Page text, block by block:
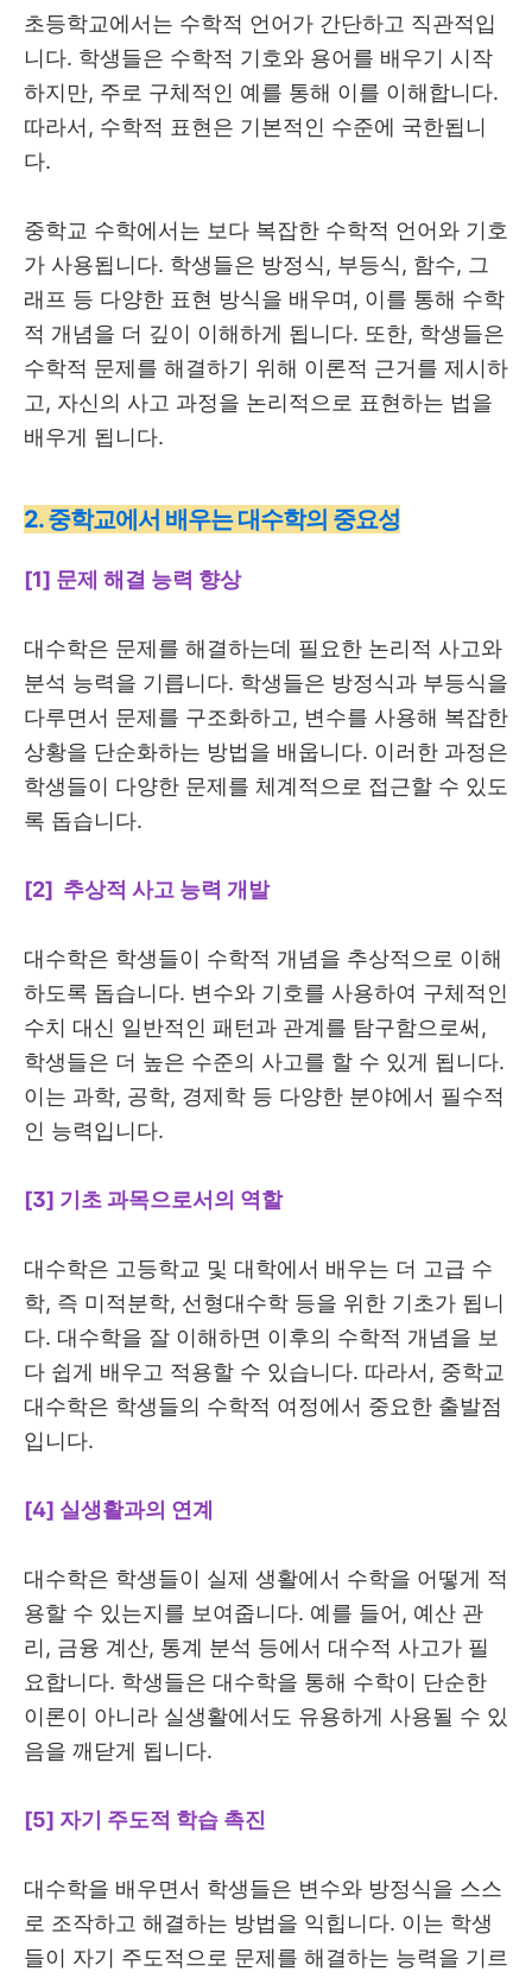
초등학교에서는 수학적 언어가 간단하고 직관적입
니다. 학생들은 수학적 기호와 용어를 배우기 시작
하지만, 주로 구체적인 예를 통해 이를 이해합니다.
따라서, 수학적 표현은 기본적인 수준에 국한됩니
다.
중학교 수학에서는 보다 복잡한 수학적 언어와 기호
가 사용됩니다. 학생들은 방정식, 부등식, 함수, 그
래프 등 다양한 표현 방식을 배우며, 이를 통해 수학
적 개념을 더 깊이 이해하게 됩니다. 또한, 학생들은
수학적 문제를 해결하기 위해 이론적 근거를 제시하
고, 자신의 사고 과정을 논리적으로 표현하는 법을
배우게 됩니다.
2. 중학교에서 배우는 대수학의 중요성
[1] 문제 해결 능력 향상
대수학은 문제를 해결하는데 필요한 논리적 사고와
분석 능력을 기릅니다. 학생들은 방정식과 부등식을
다루면서 문제를 구조화하고, 변수를 사용해 복잡한
상황을 단순화하는 방법을 배웁니다. 이러한 과정은
학생들이 다양한 문제를 체계적으로 접근할 수 있도
록 돕습니다.
[2] 추상적 사고 능력 개발
대수학은 학생들이 수학적 개념을 추상적으로 이해
하도록 돕습니다. 변수와 기호를 사용하여 구체적인
수치 대신 일반적인 패턴과 관계를 탐구함으로써,
학생들은 더 높은 수준의 사고를 할 수 있게 됩니다.
이는 과학, 공학, 경제학 등 다양한 분야에서 필수적
인 능력입니다.
[3] 기초 과목으로서의 역할
대수학은 고등학교 및 대학에서 배우는 더 고급 수
학, 즉 미적분학, 선형대수학 등을 위한 기초가 됩니
다. 대수학을 잘 이해하면 이후의 수학적 개념을 보
다 쉽게 배우고 적용할 수 있습니다. 따라서, 중학교
대수학은 학생들의 수학적 여정에서 중요한 출발점
입니다.
[4] 실생활과의 연계
대수학은 학생들이 실제 생활에서 수학을 어떻게 적
용할 수 있는지를 보여줍니다. 예를 들어, 예산 관
리, 금융 계산, 통계 분석 등에서 대수적 사고가 필
요합니다. 학생들은 대수학을 통해 수학이 단순한
이론이 아니라 실생활에서도 유용하게 사용될 수 있
음을 깨닫게 됩니다.
[5] 자기 주도적 학습 촉진
대수학을 배우면서 학생들은 변수와 방정식을 스스
로 조작하고 해결하는 방법을 익힙니다. 이는 학생
들이 자기 주도적으로 문제를 해결하는 능력을 기르